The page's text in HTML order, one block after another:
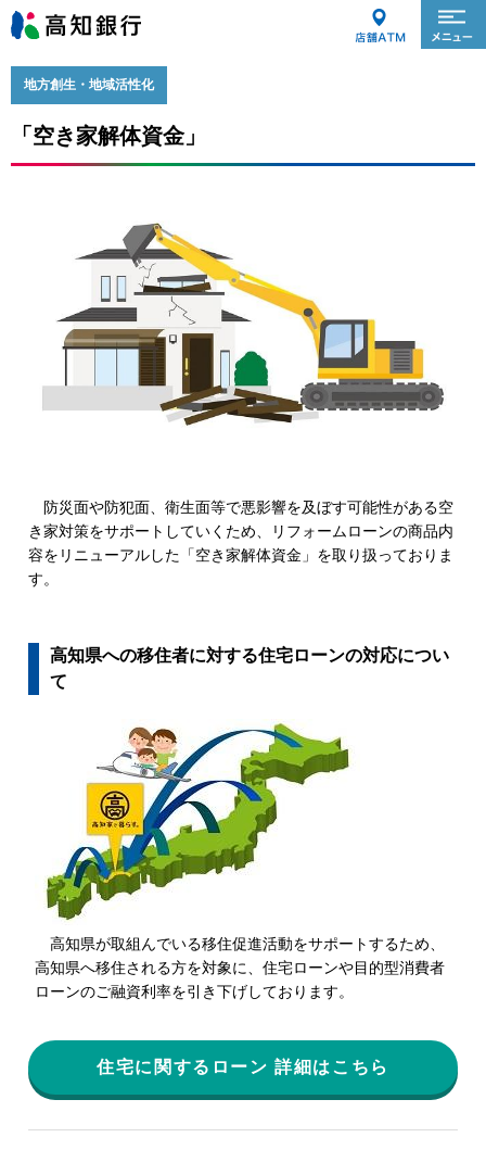
地方創生・地域活性化
「空き家解体資金」
防災面や防犯面、衛生面等で悪影響を及ぼす可能性がある空
き家対策をサポートしていくため、リフォームローンの商品内
容をリニューアルした「空き家解体資金」を取り扱っておりま
す。
高知県への移住者に対する住宅ローンの対応につい
て
高知県が取組んでいる移住促進活動をサポートするため、
高知県へ移住される方を対象に、住宅ローンや目的型消費者
ローンのご融資利率を引き下げしております。
住宅に関するローン 詳細はこちら